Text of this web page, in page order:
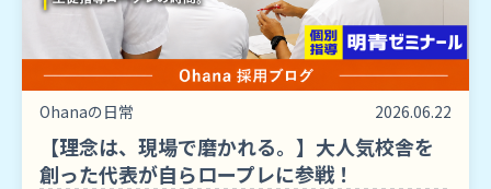
Ohanaの日常 2026.06.22
【理念は、現場で磨かれる。】大人気校舎を
創った代表が自らロープレに参戦！